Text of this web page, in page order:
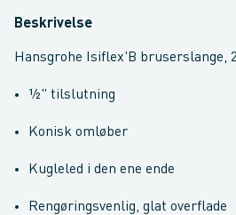
Beskrivelse
Hansgrohe Isiflex'B bruserslange,
½" tilslutning
Konisk omløber
Kugleled i den ene ende
Rengøringsvenlig, glat overflade